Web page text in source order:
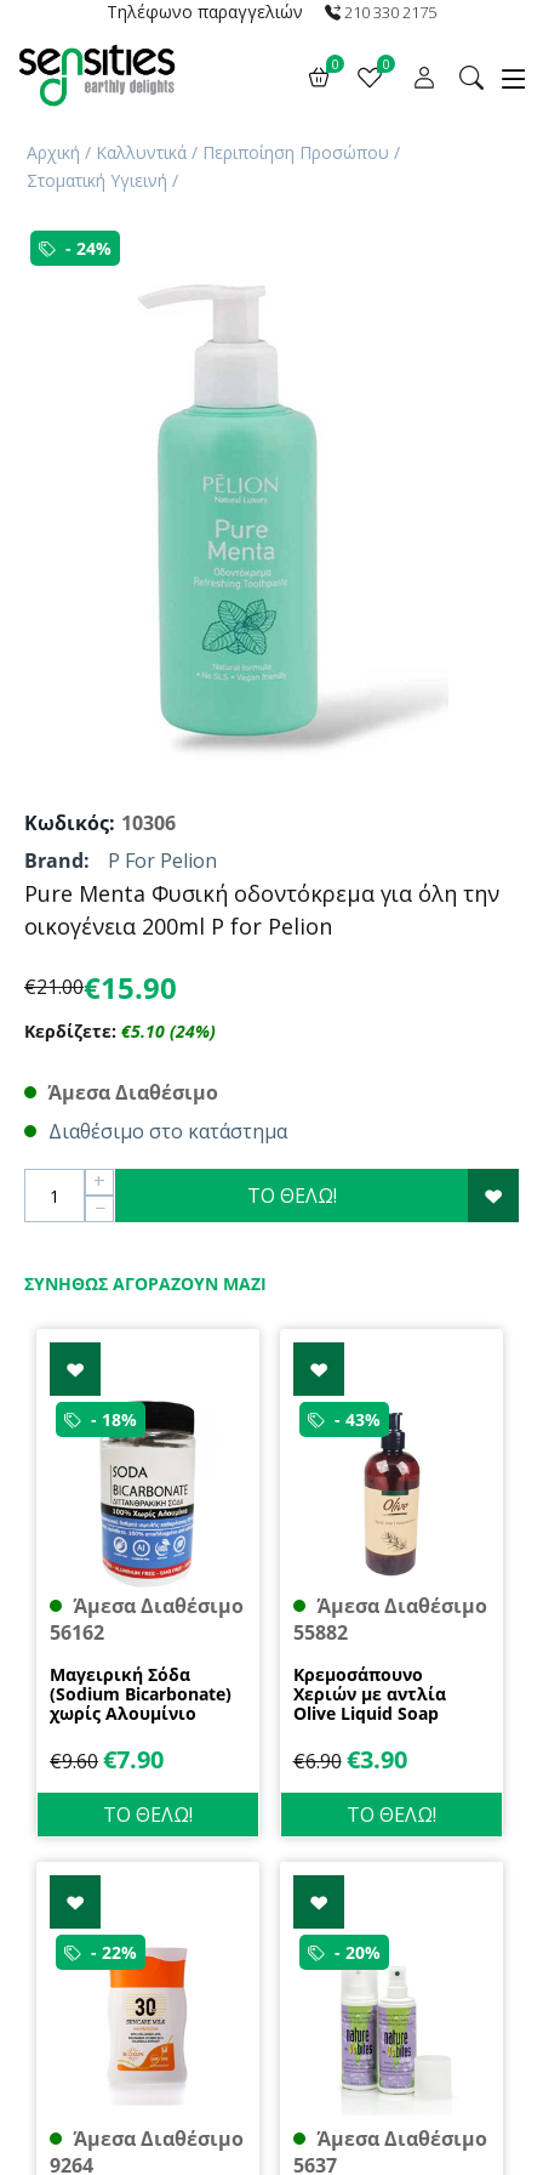
Τηλέφωνο παραγγελιών 210 330 2175
0 0
Αρχική / Καλλυντικά / Περιποίηση Προσώπου /
Στοματική Υγιεινή /
- 24%
Pure Menta Φυσική οδοντόκρεμα για όλη την
οικογένεια 200ml P for Pelion
Brand: P For Pelion
€21.00€15.90
Κερδίζετε: €5.10 (24%)
Κωδικός: 10306
Άμεσα Διαθέσιμο
Διαθέσιμο στο κατάστημα
+
−
ΤΟ ΘΕΛΩ!
ΣΥΝΉΘΩΣ ΑΓΟΡΆΖΟΥΝ ΜΑΖΊ
- 18%
Άμεσα Διαθέσιμο
56162
Μαγειρική Σόδα
(Sodium Bicarbonate)
χωρίς Αλουμίνιο
€9.60€7.90
ΤΟ ΘΕΛΩ!
- 43%
Άμεσα Διαθέσιμο
55882
Κρεμοσάπουνο
Χεριών με αντλία
Olive Liquid Soap
€6.90 €3.90
ΤΟ ΘΕΛΩ!
- 22%
Άμεσα Διαθέσιμο
9264
- 20%
Άμεσα Διαθέσιμο
5637